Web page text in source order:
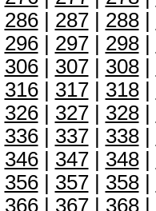
286| 287| 288|
296| 297| 298|
306| 307| 308|
316| 317| 318|
326| 327| 328|
336| 337| 338|
346| 347| 348|
356| 357| 358|
366| 367| 368|